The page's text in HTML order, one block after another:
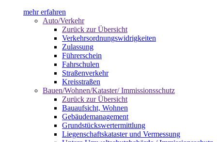
mehr erfahren
Auto/Verkehr
Zurück zur Übersicht
Verkehrsordnungswidrigkeiten
Zulassung
Führerschein
Fahrschulen
Straßenverkehr
Kreisstraßen
Bauen/Wohnen/Kataster/ Immissionsschutz
Zurück zur Übersicht
Bauaufsicht, Wohnen
Gebäudemanagement
Grundstückswertermittlung
Liegenschaftskataster und Vermessung